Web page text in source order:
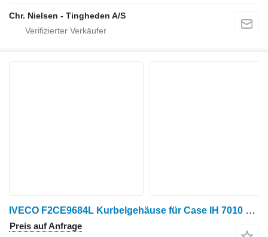
Chr. Nielsen - Tingheden A/S
IVECO F2CE9684L Kurbelgehäuse für Case IH 7010 Getreideernter
Preis auf Anfrage